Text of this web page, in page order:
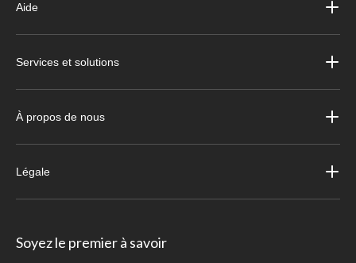
Aide
Services et solutions
À propos de nous
Légale
Soyez le premier à savoir